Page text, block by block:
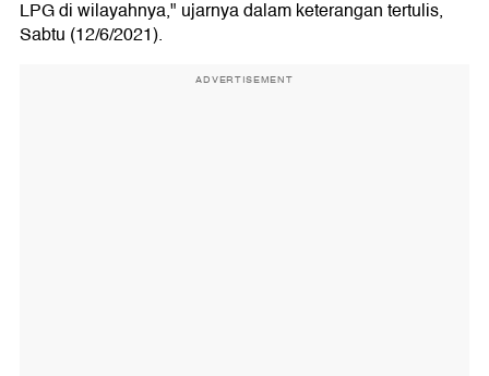
LPG di wilayahnya," ujarnya dalam keterangan tertulis,
Sabtu (12/6/2021).
ADVERTISEMENT